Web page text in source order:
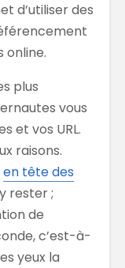
d’utiliser des
online.
plus
vous
et vos URL.
raisons.
en tête des
rester ;
de
c’est-à-
yeux la